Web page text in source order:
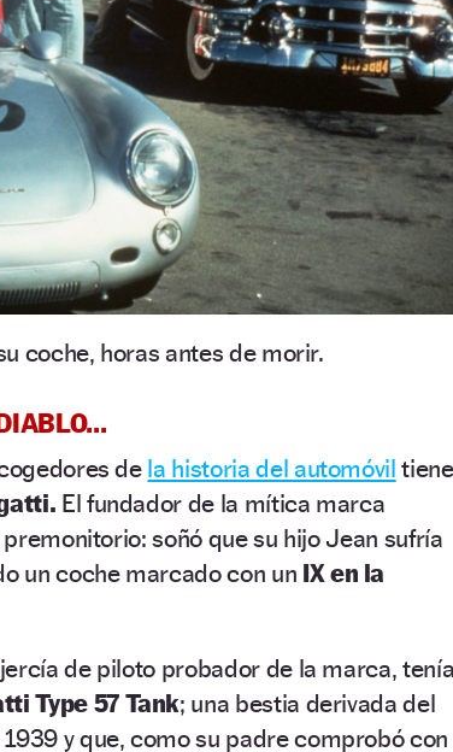
coche, horas antes de morir.
de la historia del automóvil tiene
El fundador de la mítica marca
soñó que su hijo Jean sufría
un coche marcado con un IX en la
de piloto probador de la marca,
Type 57 Tank; una bestia derivada del
y que, como su padre comprobó con